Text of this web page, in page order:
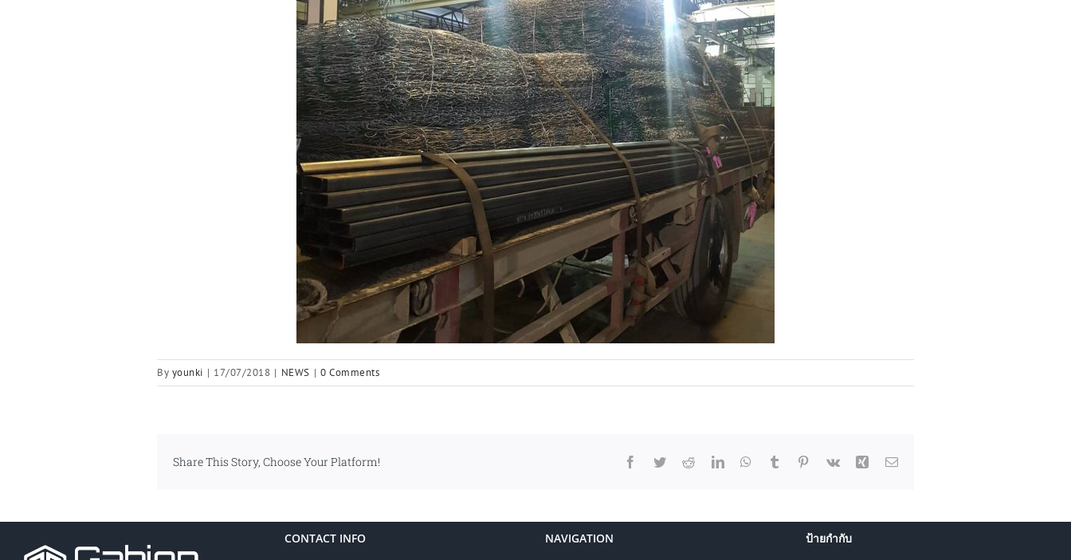
By younki | 17/07/2018 | NEWS | 0 Comments
Share This Story, Choose Your Platform! Facebook
TwitterRedditLinkedInWhatsApp
Tumblr Pinterest
Vk XingEmail
CONTACT INFO NAVIGATION ป้ายกำกับ